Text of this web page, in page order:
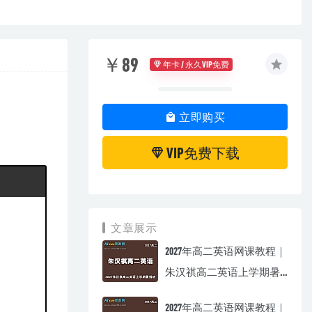
￥89 年卡 / 永久VIP免费
立即购买
VIP免费下载
文章展示
2027年高二英语网课教程｜
朱汉祺高二英语上学期暑
2027年高二英语网课教程｜